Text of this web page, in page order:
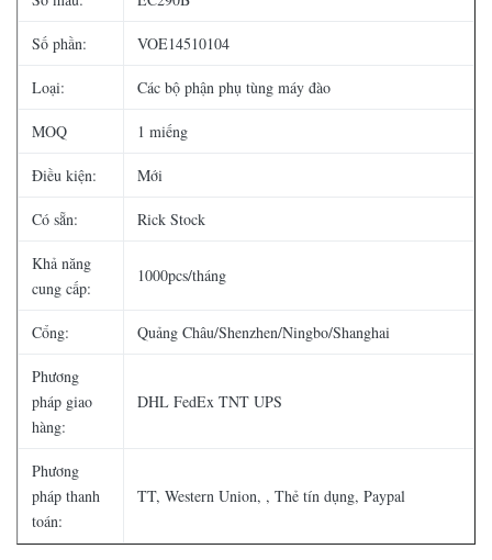
Số phần: VOE14510104
Loại: Các bộ phận phụ tùng máy đào
MOQ 1 miếng
Điều kiện: Mới
Có sẵn: Rick Stock
Khả năng
cung cấp:
1000pcs/tháng
Cổng: Quảng Châu/Shenzhen/Ningbo/Shanghai
Phương
pháp giao
hàng:
DHL FedEx TNT UPS
Phương
pháp thanh
toán:
TT, Western Union, , Thẻ tín dụng, Paypal